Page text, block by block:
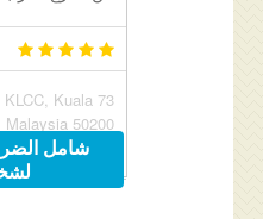
KLCC, Kuala
Malaysia 50200
شامل